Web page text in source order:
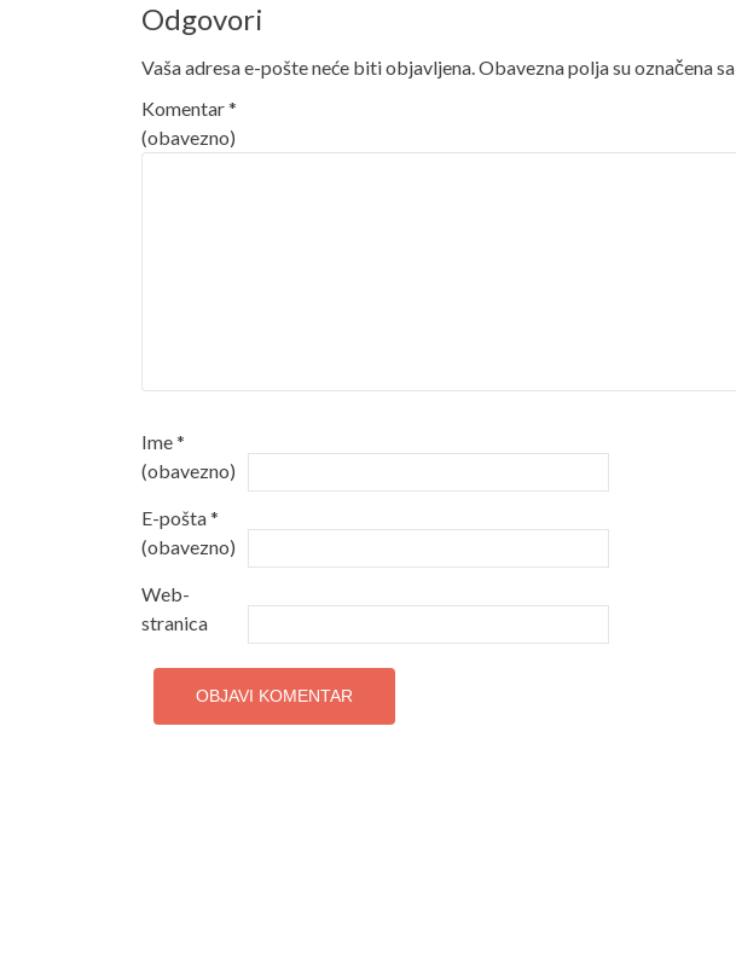
Odgovori
Vaša adresa e-pošte neće biti objavljena.Obavezna polja su označena sa
Komentar*
(obavezno)
Ime*
(obavezno)
E-pošta*
(obavezno)
Web-
stranica